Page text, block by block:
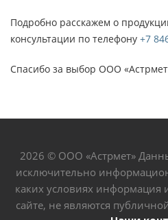
Подробно расскажем о
консультации по телефону +7
Спасибо за выбор ООО
2026 © ООО «Астрмет»
исключительно
каких условиях
сайте, не являются